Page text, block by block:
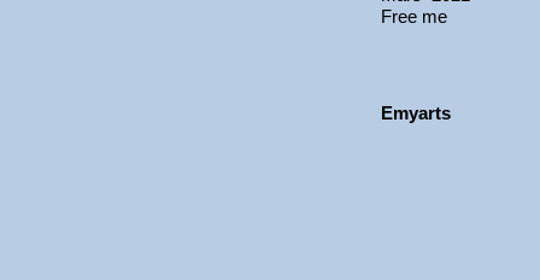
Free me
Emyarts